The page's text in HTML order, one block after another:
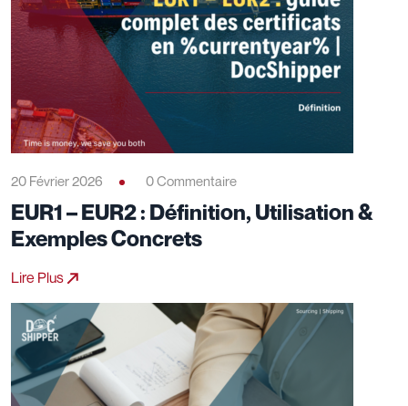
20 Février 2026 0 Commentaire
EUR1 – EUR2 : Définition, Utilisation &
Exemples Concrets
Lire Plus